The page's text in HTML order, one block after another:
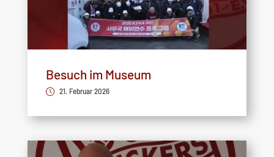
Besuch im Museum
21. Februar 2026